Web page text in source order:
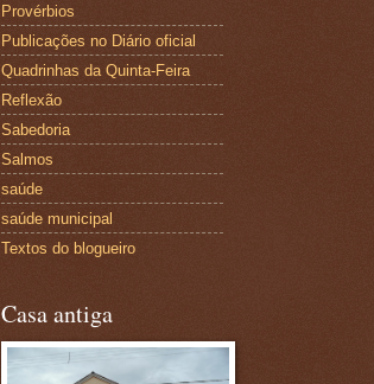
Provérbios
Publicações no Diário oficial
Quadrinhas da Quinta-Feira
Reflexão
Sabedoria
Salmos
saúde
saúde municipal
Textos do blogueiro
Casa antiga